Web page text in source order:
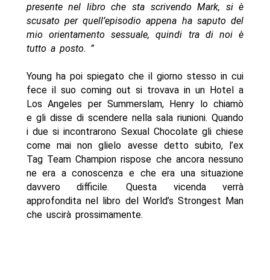
presente nel libro che sta scrivendo Mark, si è
scusato per quell’episodio appena ha saputo del
mio orientamento sessuale, quindi tra di noi è
tutto a posto. ”
Young ha poi spiegato che il giorno stesso in cui
fece il suo coming out si trovava in un Hotel a
Los Angeles per Summerslam, Henry lo chiamò
e gli disse di scendere nella sala riunioni. Quando
i due si incontrarono Sexual Chocolate gli chiese
come mai non glielo avesse detto subito, l’ex
Tag Team Champion rispose che ancora nessuno
ne era a conoscenza e che era una situazione
davvero difficile. Questa vicenda verrà
approfondita nel libro del World’s Strongest Man
che uscirà prossimamente.